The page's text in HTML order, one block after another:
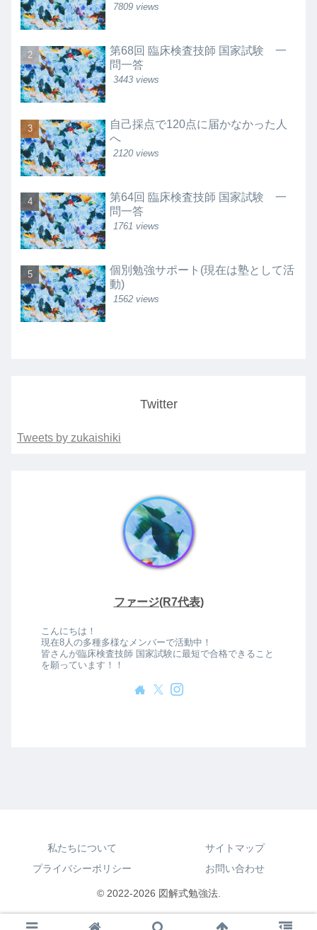
7809 views
第68回 臨床検査技師 国家試験 一
問一答
3443 views
自己採点で120点に届かなかった人
へ
2120 views
第64回 臨床検査技師 国家試験 一
問一答
1761 views
個別勉強サポート(現在は塾として活
動)
1562 views
Twitter
Tweets by zukaishiki
ファージ(R7代表)
こんにちは！
現在8人の多種多様なメンバーで活動中！
皆さんが臨床検査技師 国家試験に最短で合格できること
を願っています！！
私たちについて
サイトマップ
プライバシーポリシー
お問い合わせ
© 2022-2026 図解式勉強法.